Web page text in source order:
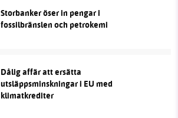
Storbanker öser in pengar i
fossilbränslen och petrokemi
Dålig affär att ersätta
utsläppsminskningar i EU med
klimatkrediter